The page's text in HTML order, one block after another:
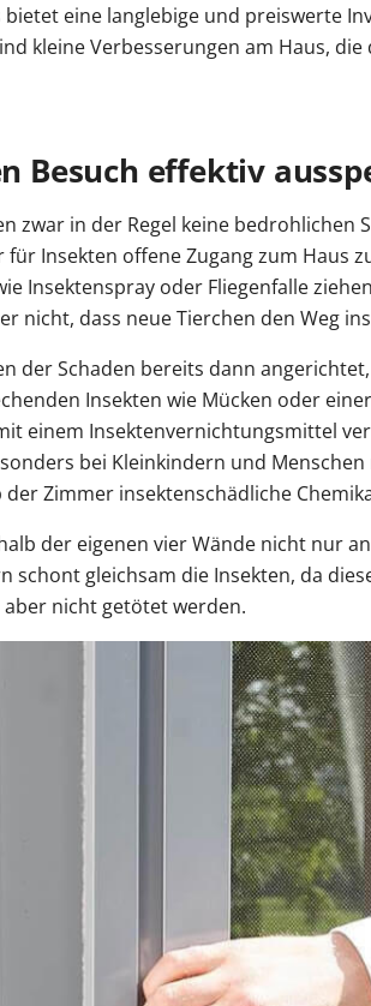
bietet eine langlebige und preiswerte
kleine Verbesserungen am Haus,
Besuch effektiv
zwar in der Regel keine bedrohlichen
für Insekten offene Zugang zum Haus
Insektenspray oder Fliegenfalle
nicht, dass neue Tierchen den Weg
der Schaden bereits dann
Insekten wie Mücken oder
einem Insektenvernichtungsmittel
bei Kleinkindern und
Zimmer insektenschädliche
der eigenen vier Wände nicht nur
schont gleichsam die Insekten, da
nicht getötet werden.